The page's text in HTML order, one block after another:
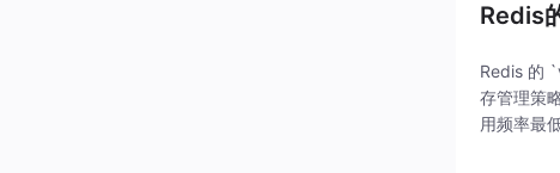
Redis
Redis 的
存管理策
用频率最